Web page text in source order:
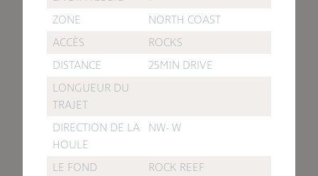
ZONE
NORTH COAST
ACCÈS
ROCKS
DISTANCE
25MIN DRIVE
LONGUEUR DU
TRAJET
DIRECTION DE LA
HOULE
NW- W
LE FOND
ROCK REEF